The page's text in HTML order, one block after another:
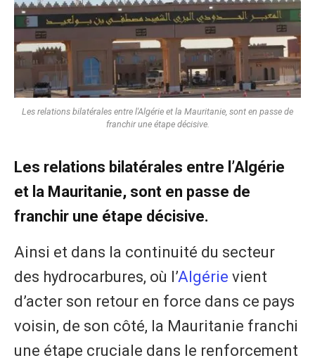
Les relations bilatérales entre l'Algérie et la Mauritanie, sont en passe de
franchir une étape décisive.
Les relations bilatérales entre l’Algérie
et la Mauritanie, sont en passe de
franchir une étape décisive.
Ainsi et dans la continuité du secteur
des hydrocarbures, où l’Algérie vient
d’acter son retour en force dans ce pays
voisin, de son côté, la Mauritanie franchi
une étape cruciale dans le renforcement